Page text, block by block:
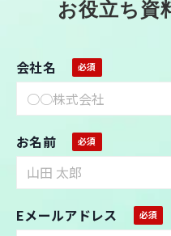
お役立ち資
会社名
お名前
Eメールアドレス